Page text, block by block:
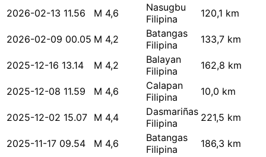
2026-02-13 11.56 M 4,6
Nasugbu
Filipina
120,1 km
2026-02-09 00.05 M 4,2
Batangas
Filipina
133,7 km
2025-12-16 13.14 M 4,2
Balayan
Filipina
162,8 km
2025-12-08 11.59 M 4,6
Calapan
Filipina
10,0 km
2025-12-02 15.07 M 4,4
Dasmariñas
Filipina
221,5 km
2025-11-17 09.54 M 4,6
Batangas
Filipina
186,3 km